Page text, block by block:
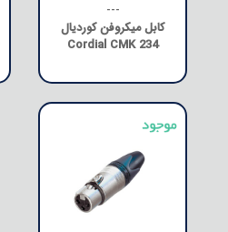
---
کابل میکروفن کوردیال
Cordial CMK 234